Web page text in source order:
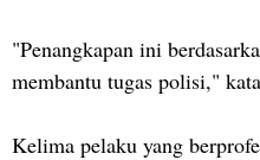
"Penangkapan ini
membantu tugas polisi,"
Kelima pelaku yang